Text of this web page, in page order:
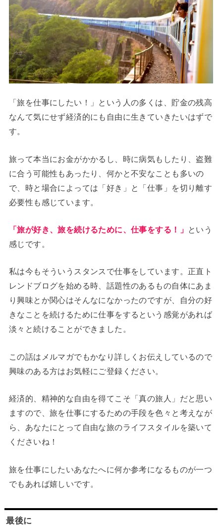
「旅を仕事にしたい！」という人の多くは、貯金の残高
なんて気にせず経済的にも自由に生きていきたいはずで
す。
旅って本当にお金がかかるし、時に病気もしたり、盗難
に合う可能性もあったり、何かと不安なことも多いの
で、時と場合によっては「好き」と「仕事」を切り離す
必要性も感じています。
「旅が好き、旅を続けるために、仕事をする！」 という
感じです。
私は今もそういうスタンスで仕事をしています。正直ト
レンドブログを始める時、話題性のあるもの自体にあま
り興味とか関心はそんなになかったのですが、自分の好
きなことを続けるために仕事をするという感覚があれば
淡々と続けることができました。
この話はメルマガでもかなり詳しくお伝えしているので
興味のある方はお気軽にご登録ください。
経済的、精神的な自由を得てこそ「真の旅人」だと思い
ますので、旅を仕事にするための手段を色々と考えなが
ら、あなたにとって自由な旅のライフスタイルを築いて
くださいね！
旅を仕事にしたいあなたへに何か参考になるものが一つ
でもあれば嬉しいです。
最後に